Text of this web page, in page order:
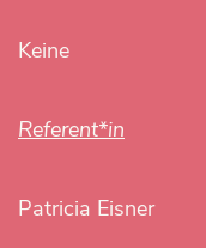
Keine
Referent*in
Patricia Eisner